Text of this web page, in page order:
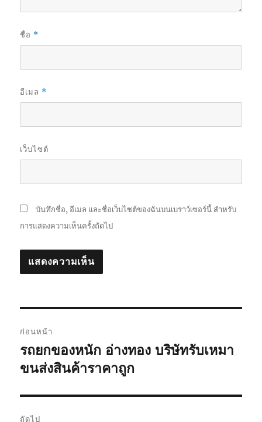
ชื่อ *
อีเมล *
เว็บไซต์
บันทึกชื่อ, อีเมล และชื่อเว็บไซต์ของฉันบนเบราว์เซอร์นี้ สำหรับ
การแสดงความเห็นครั้งถัดไป
เรื่อง
ก่อนหน้า
เรื่อง
ก่อน
รถยกของหนัก อ่างทอง บริษัทรับเหมา
ขนส่งสินค้าราคาถูก
ถัดไป